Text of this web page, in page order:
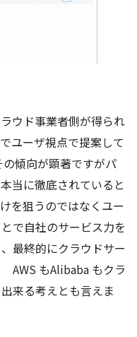
ウド事業者側が得られ
ユーザ視点で提案して
傾向が顕著ですがパ
当に徹底されていると
を狙うのではなくユー
で自社のサービス力を
最終的にクラウドサー
AWS もAlibaba もクラ
来る考えとも言えま